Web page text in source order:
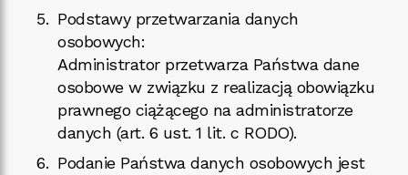
Podstawy przetwarzania danych
osobowych:
Administrator przetwarza Państwa dane
osobowe w związku z realizacją obowiązku
prawnego ciążącego na administratorze
danych (art. 6 ust. 1 lit. c RODO).
Podanie Państwa danych osobowych jest